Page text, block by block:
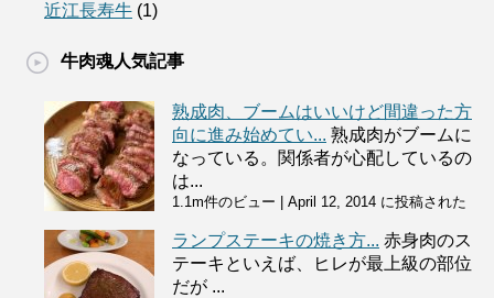
近江長寿牛 (1)
牛肉魂人気記事
熟成肉、ブームはいいけど間違った方
向に進み始めてい... 熟成肉がブームに
なっている。関係者が心配しているの
は...
1.1m件のビュー April 12, 2014 に投稿された
ランプステーキの焼き方... 赤身肉のス
テーキといえば、ヒレが最上級の部位
だが ...